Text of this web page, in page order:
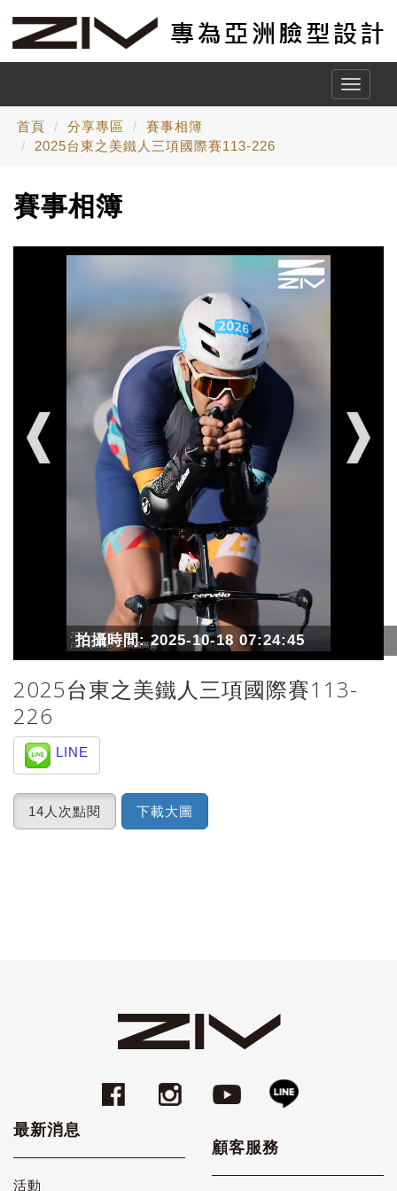
Toggle
首頁 分享專區
賽事相簿
2025台東之美鐵人三項國際賽113-226
賽事相簿
拍攝時間: 2025-10-18 07:24:45
2025台東之美鐵人三項國際賽113-
226
LINE
14人次點閱 下載大圖
最新消息
活動
顧客服務